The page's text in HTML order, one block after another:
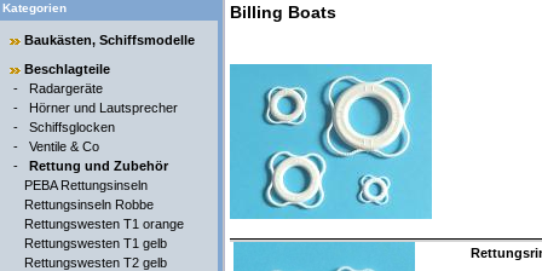
Kategorien
Baukästen, Schiffsmodelle
Beschlagteile
- Radargeräte
- Hörner und Lautsprecher
- Schiffsglocken
- Ventile & Co
- Rettung und Zubehör
PEBA Rettungsinseln
Rettungsinseln Robbe
Rettungswesten T1 orange
Rettungswesten T1 gelb
Rettungswesten T2 gelb
Billing Boats